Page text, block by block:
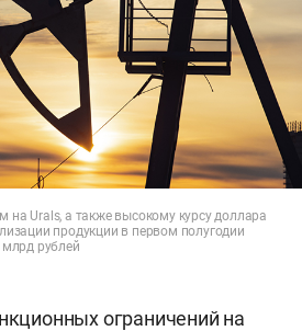
Urals, а также высокому курсу доллара
продукции в первом полугодии
рублей
ограничений на